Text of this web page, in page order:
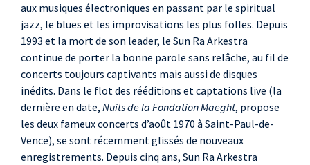
Jeff Mills,
électroniques
Jean-Philippe Dary
clavier
Prabhu Edouard,
percussions
aux musiques électroniques en passant par le spiritual
jazz, le blues et les improvisations les plus folles. Depuis
1993 et la mort de son leader, le Sun Ra Arkestra
continue de porter la bonne parole sans relâche, au fil de
concerts toujours captivants mais aussi de disques
inédits. Dans le flot des rééditions et captations live (la
dernière en date, Nuits de la Fondation Maeght, propose
les deux fameux concerts d’août 1970 à Saint-Paul-de-
Vence), se sont récemment glissés de nouveaux
enregistrements. Depuis cinq ans, Sun Ra Arkestra